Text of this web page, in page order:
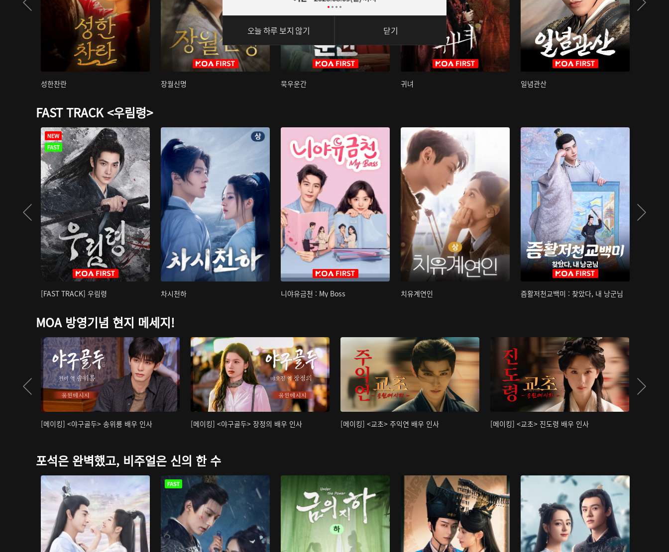
성한찬란 장월신명 묵우운간 귀녀 일념관산
FAST TRACK <우림령>
[FAST TRACK] 우림령 차시천하 니야유금천 : My Boss 치유계연인 즘활저천교백미 : 찾았다, 내 낭군님
MOA 방영기념 현지 메세지!
[메이킹] <야구골두> 송위룡 배우 인사 [메이킹] <야구골두> 장정의 배우 인사 [메이킹] <교초> 주익연 배우 인사 [메이킹] <교초> 진도령 배우 인사
포석은 완벽했고, 비주얼은 신의 한 수
오늘 하루 보지 않기 닫기